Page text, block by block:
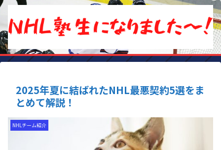
2025年夏に結ばれたNHL最悪契約5選をま
とめて解説！
NHLチーム紹介